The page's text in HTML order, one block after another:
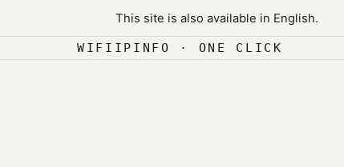
This site is also available in English.
Aller au contenuWIFIIPINFO · ONE CLICK